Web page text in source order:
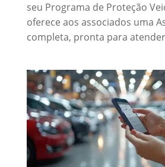
seu Programa de Proteção
oferece aos associados uma
completa, pronta para